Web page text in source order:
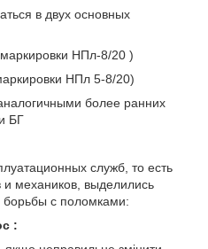
в двух основных
НПл-8/20 )
НПл 5-8/20)
более ранних
БГ
служб, то есть
механиков, выделились
с поломками:
: